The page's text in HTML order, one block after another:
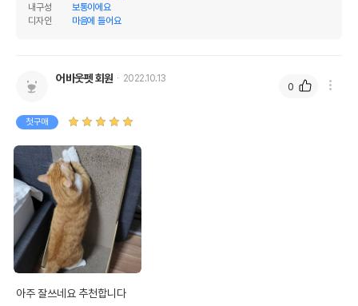
내구성
보통이에요
디자인
마음에 들어요
어바웃펫 회원 2022.10.13
첫구매
아주 잘쓰네요 추천합니다
0